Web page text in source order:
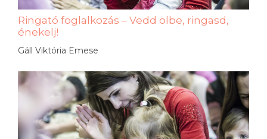
Ringató foglalkozás – Vedd ölbe, ringasd,
énekelj!
Gáll Viktória Emese